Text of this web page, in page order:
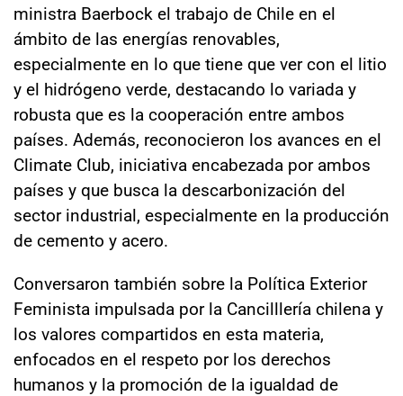
ministra Baerbock el trabajo de Chile en el
ámbito de las energías renovables,
especialmente en lo que tiene que ver con el litio
y el hidrógeno verde, destacando lo variada y
robusta que es la cooperación entre ambos
países. Además, reconocieron los avances en el
Climate Club, iniciativa encabezada por ambos
países y que busca la descarbonización del
sector industrial, especialmente en la producción
de cemento y acero.
Conversaron también sobre la Política Exterior
Feminista impulsada por la Cancilllería chilena y
los valores compartidos en esta materia,
enfocados en el respeto por los derechos
humanos y la promoción de la igualdad de